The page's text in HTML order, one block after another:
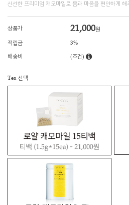
신선한 프리미엄 캐모마일로 몸과 마음을 편안하게
상품가 21,000원
적립금 3%
배송비 (조건)
Tea 선택